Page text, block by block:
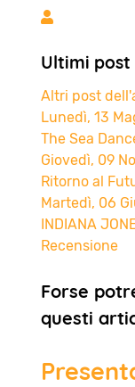
Alessio
Ultimi
Altri post
Lunedì, 13
The Sea
Giovedì, 09
Ritorno al
Martedì, 06
INDIANA
Recensione
Forse
questi